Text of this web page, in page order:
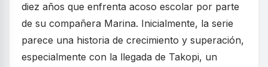
diez años que enfrenta acoso escolar por parte
de su compañera Marina. Inicialmente, la serie
parece una historia de crecimiento y superación,
especialmente con la llegada de Takopi, un